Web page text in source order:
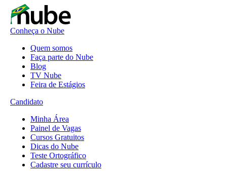
Conheça o Nube
Quem somos
Faça parte do Nube
Blog
TV Nube
Feira de Estágios
Candidato
Minha Área
Painel de Vagas
Cursos Gratuitos
Dicas do Nube
Teste Ortográfico
Cadastre seu currículo